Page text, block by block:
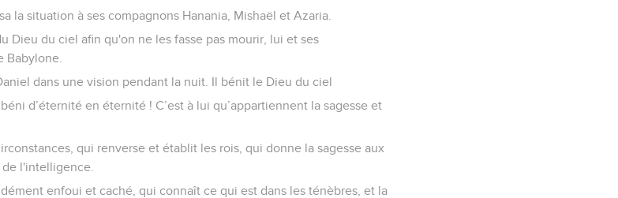
la situation à ses compagnons Hanania, Mishaël et Azaria.
Dieu du ciel afin qu'on ne les fasse pas mourir, lui et ses
Babylone.
dans une vision pendant la nuit. Il bénit le Dieu du ciel
d’éternité en éternité ! C’est à lui qu’appartiennent la sagesse et
qui renverse et établit les rois, qui donne la sagesse aux
l'intelligence.
enfoui et caché, qui connaît ce qui est dans les ténèbres, et la